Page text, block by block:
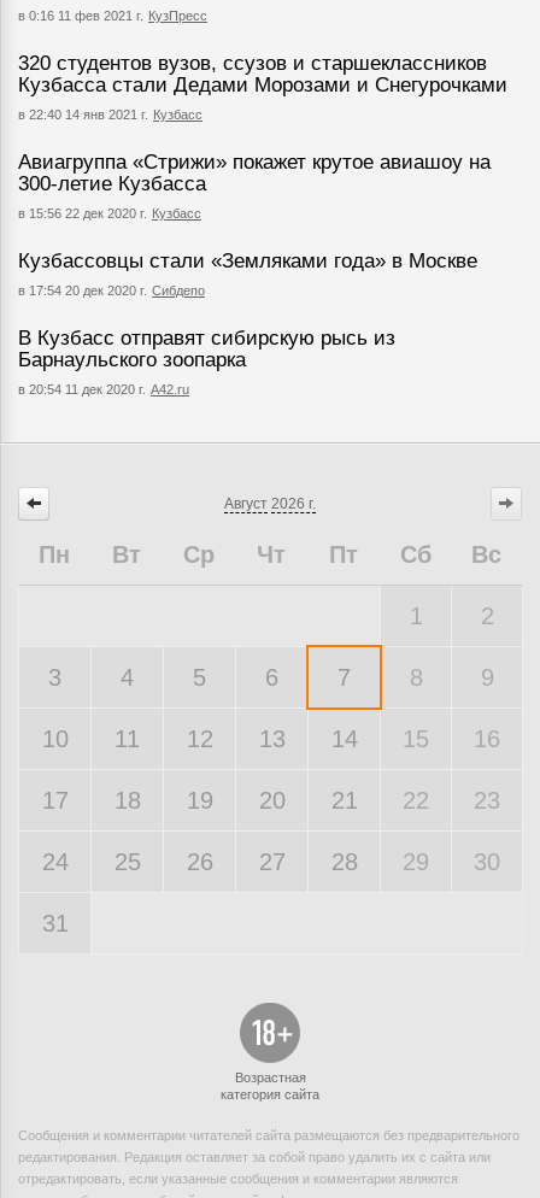
в 0:16 11 фев 2021 г. КузПресс
320 студентов вузов, ссузов и старшеклассников
Кузбасса стали Дедами Морозами и Снегурочками
в 22:40 14 янв 2021 г. Кузбасс
Авиагруппа «Стрижи» покажет крутое авиашоу на
300-летие Кузбасса
в 15:56 22 дек 2020 г. Кузбасс
Кузбассовцы стали «Земляками года» в Москве
в 17:54 20 дек 2020 г. Сибдепо
В Кузбасс отправят сибирскую рысь из
Барнаульского зоопарка
в 20:54 11 дек 2020 г. А42.ru
Август 2026 г.
Пн Вт Ср Чт Пт Сб Вс
1 2
3 4 5 6 7 8 9
10 11 12 13 14 15 16
17 18 19 20 21 22 23
24 25 26 27 28 29 30
31
Возрастная
категория сайта
Сообщения и комментарии читателей сайта размещаются без предварительного
редактирования. Редакция оставляет за собой право удалить их с сайта или
отредактировать, если указанные сообщения и комментарии являются